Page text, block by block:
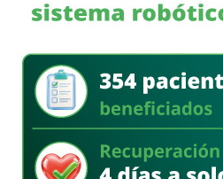
sustento.
Para Sheinbaum,la
pasa por mantener
verdad.Para González, una de
fundamentales del ejercicio
quien publica una información
mediante su firma.